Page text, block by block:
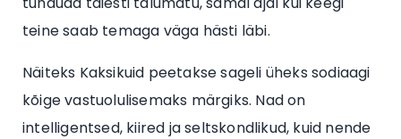
teine saab temaga väga hästi läbi.
Näiteks Kaksikuid peetakse sageli üheks sodiaagi
kõige vastuolulisemaks märgiks. Nad on
intelligentsed, kiired ja seltskondlikud, kuid nende